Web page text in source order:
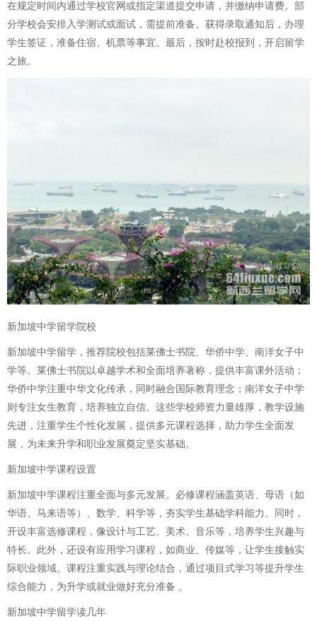
在规定时间内通过学校官网或指定渠道提交申请，并缴纳申请费。部
分学校会安排入学测试或面试，需提前准备。获得录取通知后，办理
学生签证，准备住宿、机票等事宜。最后，按时赴校报到，开启留学
之旅。
新加坡中学留学院校
新加坡中学留学，推荐院校包括莱佛士书院、华侨中学、南洋女子中
学等。莱佛士书院以卓越学术和全面培养著称，提供丰富课外活动；
华侨中学注重中华文化传承，同时融合国际教育理念；南洋女子中学
则专注女生教育，培养独立自信。这些学校师资力量雄厚，教学设施
先进，注重学生个性化发展，提供多元课程选择，助力学生全面发
展，为未来升学和职业发展奠定坚实基础。
新加坡中学课程设置
新加坡中学课程注重全面与多元发展。必修课程涵盖英语、母语（如
华语、马来语等）、数学、科学等，夯实学生基础学科能力。同时，
开设丰富选修课程，像设计与工艺、美术、音乐等，培养学生兴趣与
特长。此外，还设有应用学习课程，如商业、传媒等，让学生接触实
际职业领域。课程注重实践与理论结合，通过项目式学习等提升学生
综合能力，为升学或就业做好充分准备 。
新加坡中学留学读几年